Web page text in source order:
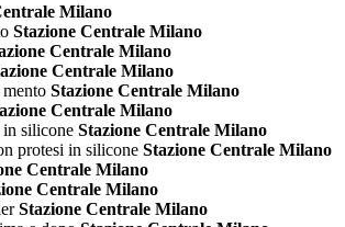
Milano
Stazione Centrale Milano
Centrale Milano
Centrale Milano
Stazione Centrale Milano
Centrale Milano
in silicone Stazione Centrale Milano
protesi in silicone Stazione Centrale Milano
Centrale Milano
Centrale Milano
Stazione Centrale Milano